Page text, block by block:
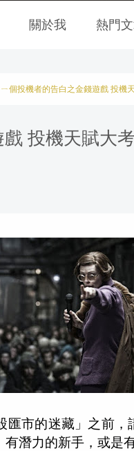
關於我 熱門
ㄧ個投機者的告白之金錢遊戲 投機
投機天賦大
市的迷藏」之前
潛力的新手，或是